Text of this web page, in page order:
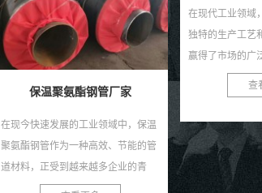
在现代工业领域，河北螺旋钢管以其
独特的生产工艺和卓越的性能特点，
赢得了市场的广泛认可。作为一种重
气、化工、建筑、桥梁等诸...
查看更多
大口径螺旋钢管
盾 在现代化工
大口径螺旋钢管
演着至关重要
能的金属管道材
查